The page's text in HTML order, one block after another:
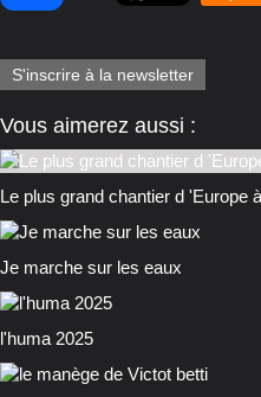
S'inscrire à la newsletter
Vous aimerez aussi :
Le plus grand chantier d 'Europe
Je marche sur les eaux
l'huma 2025